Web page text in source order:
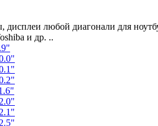
любой диагонали для
и др. ..